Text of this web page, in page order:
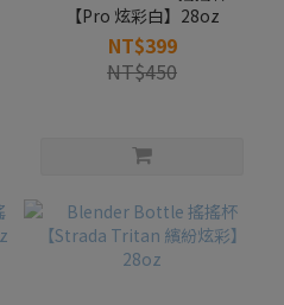
【Pro 炫彩白】28oz
NT$399
NT$450